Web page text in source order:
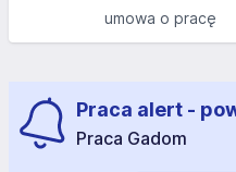
umowa o pracę
Praca alert -
Praca Gadom